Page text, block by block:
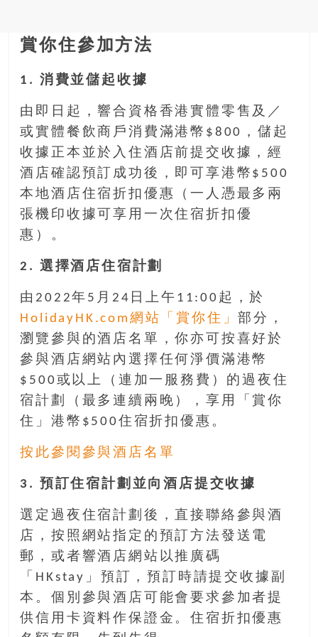
邀
各
金
齡
銀
髮
的
人
們
伴
險，
找
尋
樂
齡
藏。
一
同
抱
著
樂
觀
積
極
的
度，
迎
接
賞你住參加方法
1. 消費並儲起收據
由即日起，響合資格香港實體零售及／
或實體餐飲商戶消費滿港幣$800，儲起
收據正本並於入住酒店前提交收據，經
酒店確認預訂成功後，即可享港幣$500
本地酒店住宿折扣優惠（一人憑最多兩
張機印收據可享用一次住宿折扣優
惠）。
2. 選擇酒店住宿計劃
由2022年5月24日上午11:00起，於
HolidayHK.com網站「賞你住」部分，
瀏覽參與的酒店名單，你亦可按喜好於
參與酒店網站內選擇任何淨價滿港幣
$500或以上（連加一服務費）的過夜住
宿計劃（最多連續兩晚），享用「賞你
住」港幣$500住宿折扣優惠。
按此參閱參與酒店名單
3. 預訂住宿計劃並向酒店提交收據
選定過夜住宿計劃後，直接聯絡參與酒
店，按照網站指定的預訂方法發送電
郵，或者響酒店網站以推廣碼
「HKstay」預訂，預訂時請提交收據副
本。個別參與酒店可能會要求參加者提
供信用卡資料作保證金。住宿折扣優惠